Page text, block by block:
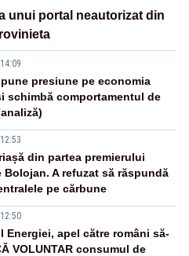
unui portal neautorizat din
presiune pe economia
schimbă comportamentul de
din partea premierului
Bolojan. A refuzat să răspundă
pe cărbune
Energiei, apel către români să-
VOLUNTAR consumul de